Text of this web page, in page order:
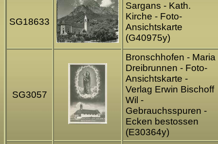
SG18633
Sargans - Kath.
Kirche - Foto-
Ansichtskarte
(G40975y)
SG3057
Bronschhofen - Maria
Dreibrunnen - Foto-
Ansichtskarte -
Verlag Erwin Bischoff
Wil -
Gebrauchsspuren -
Ecken bestossen
(E30364y)